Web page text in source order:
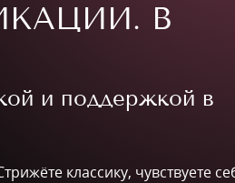
В
и поддержкой в
классику, чувствуете